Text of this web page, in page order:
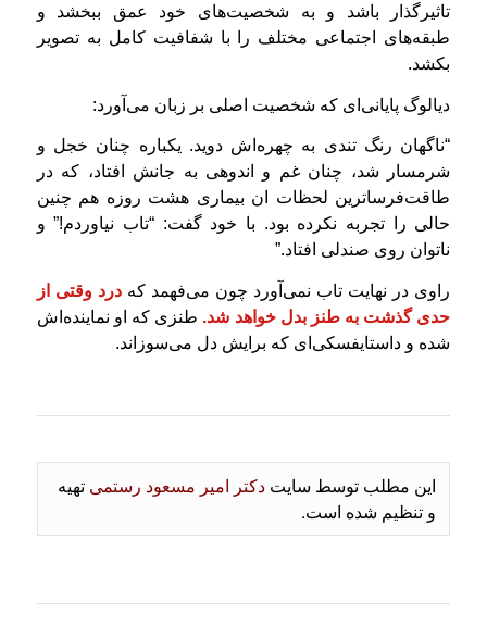
تاثیرگذار باشد و به شخصیت‌های خود عمق ببخشد و
طبقه‌های اجتماعی مختلف را با شفافیت كامل به تصویر
بكشد.
دیالوگ پایانی‌ای که شخصیت اصلی بر زبان می‌آورد:
“ناگهان رنگ تندی به چهره‌اش دوید. یکباره چنان خجل و
شرمسار شد، چنان غم و اندوهی به جانش افتاد، که در
طاقت‌فرساترین لحظات ان بیماری هشت روزه هم چنین
حالی را تجربه نکرده بود. با خود گفت: “تاب نیاوردم!” و
ناتوان روی صندلی افتاد.”
راوی در نهایت تاب نمی‌آورد چون می‌فهمد کهدرد وقتی از
حدی گذشت به طنز بدل خواهد شد. طنزی که او نماینده‌اش
شده و داستایفسکی‌ای که برایش دل می‌سوزاند.
این مطلب توسط سایت دکتر امیر مسعود رستمی تهیه
و تنظیم شده است.